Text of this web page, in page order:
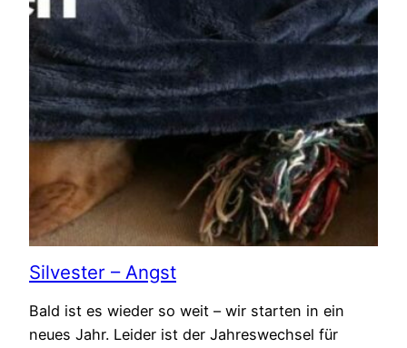
Silvester – Angst
Bald ist es wieder so weit – wir starten in ein
neues Jahr. Leider ist der Jahreswechsel für